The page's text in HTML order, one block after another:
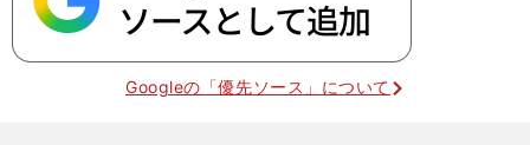
Googleの「優先ソース」について